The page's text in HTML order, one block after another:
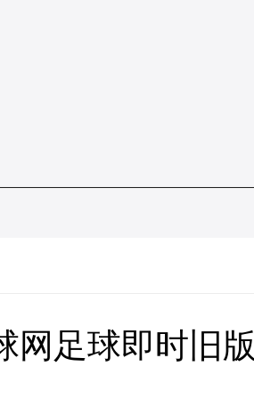
网足球即时旧版